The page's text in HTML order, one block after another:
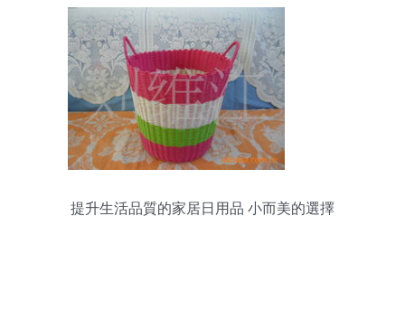
提升生活品質的家居日用品 小而美的選擇